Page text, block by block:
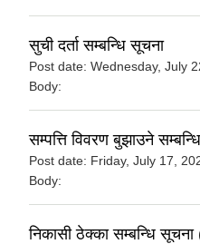
सुची दर्ता सम्बन्धि सूचना
Post date: Wednesday, July
Body:
सम्पत्ति विवरण बुझाउने
Post date: Friday, July 17,
Body:
निकासी ठेक्का सम्बन्धि